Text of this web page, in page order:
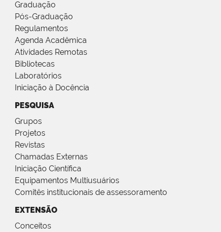
Graduação
Pós-Graduação
Regulamentos
Agenda Acadêmica
Atividades Remotas
Bibliotecas
Laboratórios
Iniciação à Docência
PESQUISA
Grupos
Projetos
Revistas
Chamadas Externas
Iniciação Científica
Equipamentos Multiusuários
Comitês institucionais de assessoramento
EXTENSÃO
Conceitos